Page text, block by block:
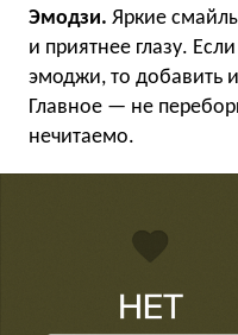
Эмодзи. Яркие
и приятнее глазу.
эмоджи, то добавить
Главное — не
нечитаемо.